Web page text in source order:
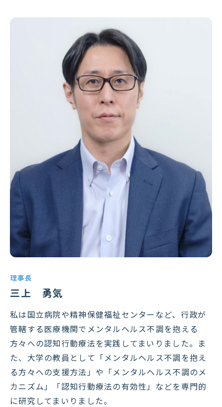
理事長
三上 勇気
私は国立病院や精神保健福祉センターなど、行政が
管轄する医療機関でメンタルヘルス不調を抱える
方々への認知行動療法を実践してまいりました。ま
た、大学の教員として「メンタルヘルス不調を抱え
る方々への支援方法」や「メンタルヘルス不調のメ
カニズム」「認知行動療法の有効性」などを専門的
に研究してまいりました。